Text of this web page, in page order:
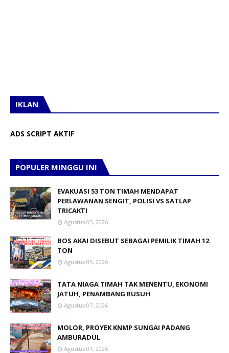
IKLAN
ADS SCRIPT AKTIF
POPULER MINGGU INI
EVAKUASI 53 TON TIMAH MENDAPAT
PERLAWANAN SENGIT, POLISI VS SATLAP
TRICAKTI
Agustus 05, 2026
BOS AKAI DISEBUT SEBAGAI PEMILIK TIMAH 12
TON
Agustus 05, 2026
TATA NIAGA TIMAH TAK MENENTU, EKONOMI
JATUH, PENAMBANG RUSUH
Agustus 07, 2026
MOLOR, PROYEK KNMP SUNGAI PADANG
AMBURADUL
Agustus 01, 2026